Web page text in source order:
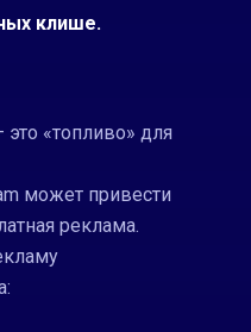
клише.
«топливо» для
может привести
реклама.